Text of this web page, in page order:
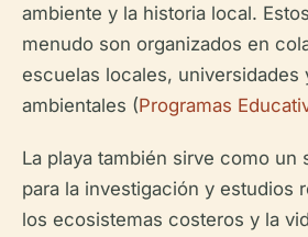
ambiente y la historia local.
menudo son organizados en
escuelas locales, universidades
ambientales (Programas
La playa también sirve como un
para la investigación y estudios
los ecosistemas costeros y la